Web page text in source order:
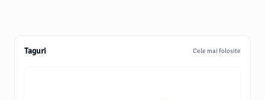
Taguri Cele mai folosite